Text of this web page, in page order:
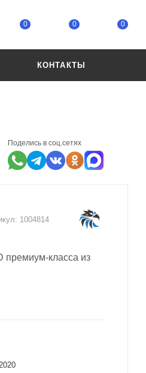
0 0 0
КОНТАКТЫ
Поделись в соц.сетях
1004814
премиум-класса из
2020